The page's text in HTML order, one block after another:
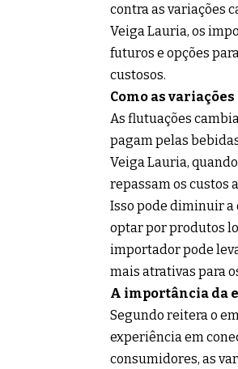
contra as variações
Veiga Lauria, os
futuros e opções
custosos.
Como as
As flutuações
pagam pelas
Veiga Lauria,
repassam os custos
Isso pode diminuir a
optar por produtos
importador pode
mais atrativas para
A importância da
Segundo reitera o
experiência em
consumidores, as